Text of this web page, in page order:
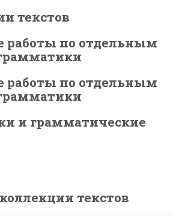
текстов
работы по отдельным
работы по отдельным
и грамматические
текстов